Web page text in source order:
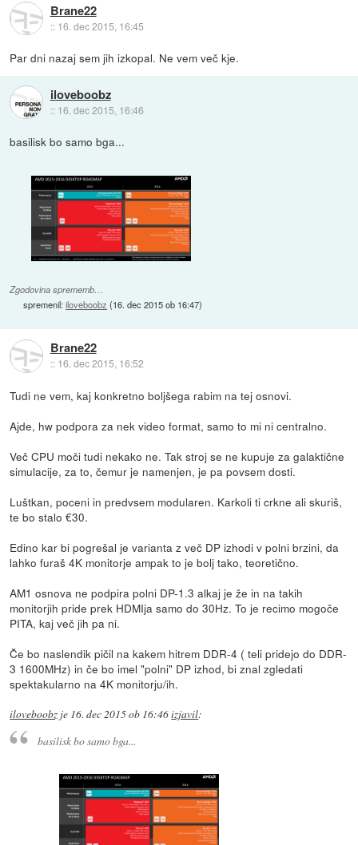
Brane22
:: 16. dec 2015, 16:45
Par dni nazaj sem jih izkopal. Ne vem več kje.
iloveboobz
:: 16. dec 2015, 16:46
basilisk bo samo bga...
Zgodovina sprememb…
spremenil:iloveboobz (16. dec 2015 ob 16:47)
Brane22
:: 16. dec 2015, 16:52
Tudi ne vem, kaj konkretno boljšega rabim na tej osnovi.
Ajde, hw podpora za nek video format, samo to mi ni centralno.
Več CPU moči tudi nekako ne. Tak stroj se ne kupuje za galaktične
simulacije, za to, čemur je namenjen, je pa povsem dosti.
Luštkan, poceni in predvsem modularen. Karkoli ti crkne ali skuriš,
te bo stalo €30.
Edino kar bi pogrešal je varianta z več DP izhodi v polni brzini, da
lahko furaš 4K monitorje ampak to je bolj tako, teoretično.
AM1 osnova ne podpira polni DP-1.3 alkaj je že in na takih
monitorjih pride prek HDMIja samo do 30Hz. To je recimo mogoče
PITA, kaj več jih pa ni.
Če bo naslendik pičil na kakem hitrem DDR-4 ( teli pridejo do DDR-
3 1600MHz) in če bo imel "polni" DP izhod, bi znal zgledati
spektakularno na 4K monitorju/ih.
iloveboobz je 16. dec 2015 ob 16:46izjavil:
basilisk bo samo bga...